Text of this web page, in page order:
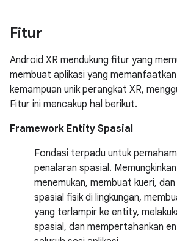
Fitur
Android XR mendukung fitur yang
membuat aplikasi yang
kemampuan unik perangkat XR,
Fitur ini mencakup hal berikut.
Framework Entity Spasial
Fondasi terpadu untuk
penalaran spasial.
menemukan, membuat kueri,
spasial fisik di lingkungan,
yang terlampir ke entity,
spasial, dan mempertahankan